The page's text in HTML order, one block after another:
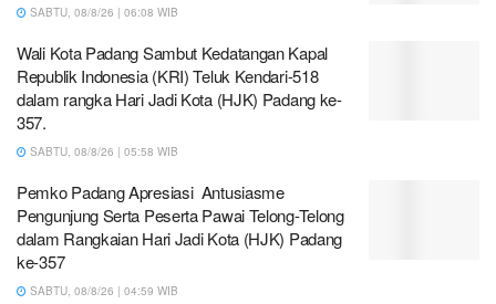
SABTU, 08/8/26 | 06:08 WIB
Wali Kota Padang Sambut Kedatangan Kapal
Republik Indonesia (KRI) Teluk Kendari-518
dalam rangka Hari Jadi Kota (HJK) Padang ke-
357.
SABTU, 08/8/26 | 05:58 WIB
Pemko Padang Apresiasi Antusiasme
Pengunjung Serta Peserta Pawai Telong-Telong
dalam Rangkaian Hari Jadi Kota (HJK) Padang
ke-357
SABTU, 08/8/26 | 04:59 WIB